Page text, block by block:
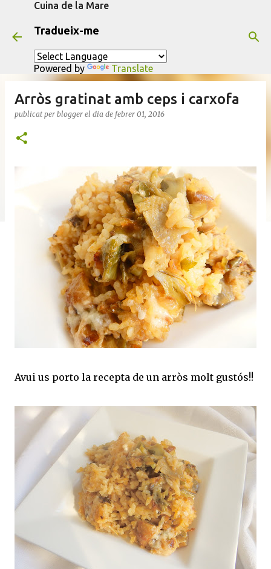
Cuina de la Mare
Tradueix-me
Powered by Translate
Arròs gratinat amb ceps i carxofa
publicat per blogger el dia de febrer 01, 2016
Avui us porto la recepta de un arròs molt gustós!!